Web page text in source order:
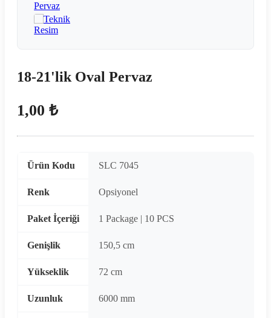
18-21'lik Oval Pervaz
1,00 ₺
Ürün Kodu SLC 7045
Renk Opsiyonel
Paket İçeriği 1 Package | 10 PCS
Genişlik 150,5 cm
Yükseklik 72 cm
Uzunluk 6000 mm